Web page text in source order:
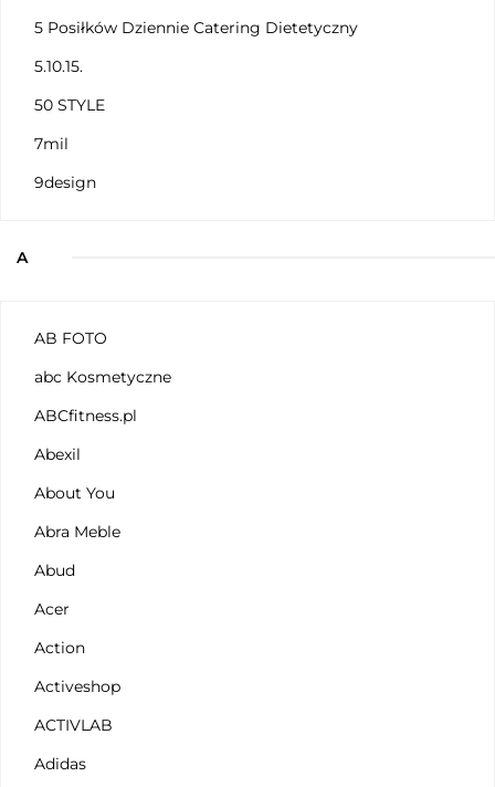
5 Posiłków Dziennie Catering Dietetyczny
5.10.15.
50 STYLE
7mil
9design
A
AB FOTO
abc Kosmetyczne
ABCfitness.pl
Abexil
About You
Abra Meble
Abud
Acer
Action
Activeshop
ACTIVLAB
Adidas